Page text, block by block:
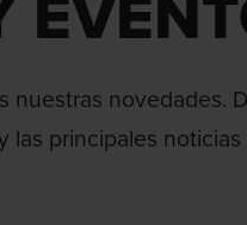
nuestras novedades.
principales noticias